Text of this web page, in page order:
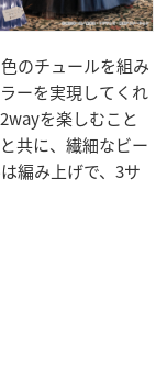
のチュールを組み
ーを実現してくれ
を楽しむこと
共に、繊細なビー
編み上げで、3サ